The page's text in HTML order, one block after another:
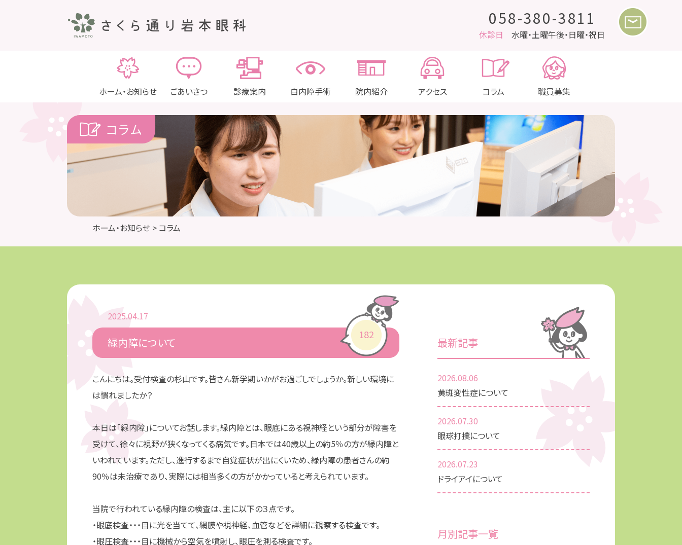
058-380-3811
休診日 水曜・土曜午後・日曜・祝日
ホーム・お知らせ ごあいさつ 診療案内 白内障手術 院内紹介 アクセス コラム 職員募集
コラム
ホーム・お知らせ > コラム
2025.04.17
182
緑内障について
こんにちは。受付検査の杉山です。皆さん新学期いかがお過ごしでしょうか。新しい環境に
は慣れましたか？
本日は「緑内障」についてお話します。緑内障とは、眼底にある視神経という部分が障害を
受けて、徐々に視野が狭くなってくる病気です。日本では40歳以上の約5％の方が緑内障と
いわれています。ただし、進行するまで自覚症状が出にくいため、緑内障の患者さんの約
90％は未治療であり、実際には相当多くの方がかかっていると考えられています。
当院で行われている緑内障の検査は、主に以下の３点です。
・眼底検査・・・目に光を当てて、網膜や視神経、血管などを詳細に観察する検査です。
・眼圧検査・・・目に機械から空気を噴射し、眼圧を測る検査です。
最新記事
2026.08.06
黄斑変性症について
2026.07.30
眼球打撲について
2026.07.23
ドライアイについて
月別記事一覧